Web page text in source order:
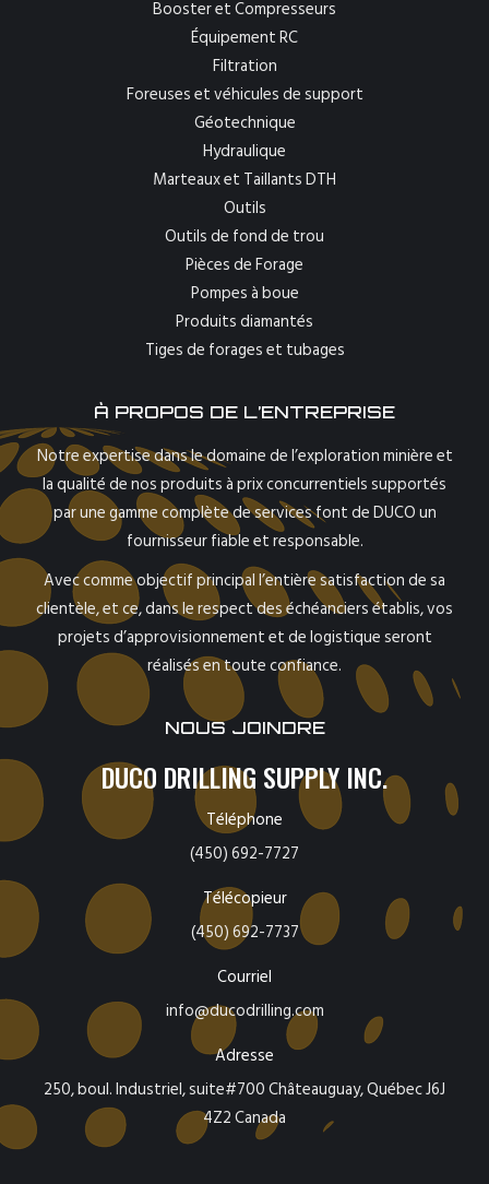
Booster et Compresseurs
Équipement RC
Filtration
Foreuses et véhicules de support
Géotechnique
Hydraulique
Marteaux et Taillants DTH
Outils
Outils de fond de trou
Pièces de Forage
Pompes à boue
Produits diamantés
Tiges de forages et tubages
À PROPOS DE L’ENTREPRISE
Notre expertise dans le domaine de l’exploration minière et
la qualité de nos produits à prix concurrentiels supportés
par une gamme complète de services font de DUCO un
fournisseur fiable et responsable.
Avec comme objectif principal l’entière satisfaction de sa
clientèle, et ce, dans le respect des échéanciers établis, vos
projets d’approvisionnement et de logistique seront
réalisés en toute confiance.
NOUS JOINDRE
DUCO DRILLING SUPPLY INC.
Téléphone
(450) 692-7727
Télécopieur
(450) 692-7737
Courriel
info@ducodrilling.com
Adresse
250, boul. Industriel, suite#700 Châteauguay, Québec J6J
4Z2 Canada